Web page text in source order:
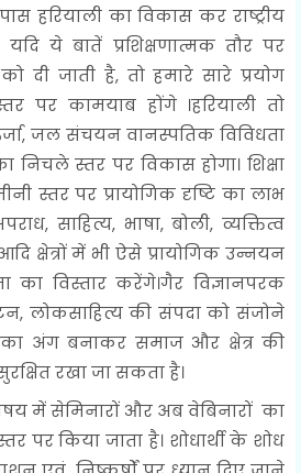
हरियाली का विकास कर राष्ट्रीय
ये बातें प्रशिक्षणात्मक तौर पर
को दी जाती है, तो हमारे सारे प्रयोग
पर कामयाब होंगे ।हरियाली तो
जल संचयन वानस्पतिक विविधता
निचले स्तर पर विकास होगा। शिक्षा
स्तर पर प्रायोगिक दृष्टि का लाभ
साहित्य, भाषा, बोली, व्यक्तित्व
क्षेत्रों में भी ऐसे प्रायोगिक उन्नयन
का विस्तार करेंगे।गैर विज्ञानपरक
लोकसाहित्य की संपदा को संजोने
अंग बनाकर समाज और क्षेत्र की
रखा जा सकता है।
में सेमिनारों और अब वेबिनारों का
पर किया जाता है। शोधार्थी के शोध